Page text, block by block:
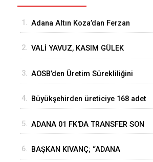
1. Adana Altın Koza’dan Ferzan
Ödülü
2. VALİ YAVUZ, KASIM GÜLEK
ÇALIŞMALARI İNCELEDİ
3. ⁠AOSB’den Üretim Sürekliliğini
4. Büyükşehirden üreticiye 168 adet
5. ADANA 01 FK'DA TRANSFER SON
6. BAŞKAN KIVANÇ; “ADANA